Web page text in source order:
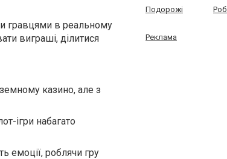
гравцями в реальному
виграші, ділитися
казино, але з
ігри набагато
емоції, роблячи гру
Подорожі
Реклама